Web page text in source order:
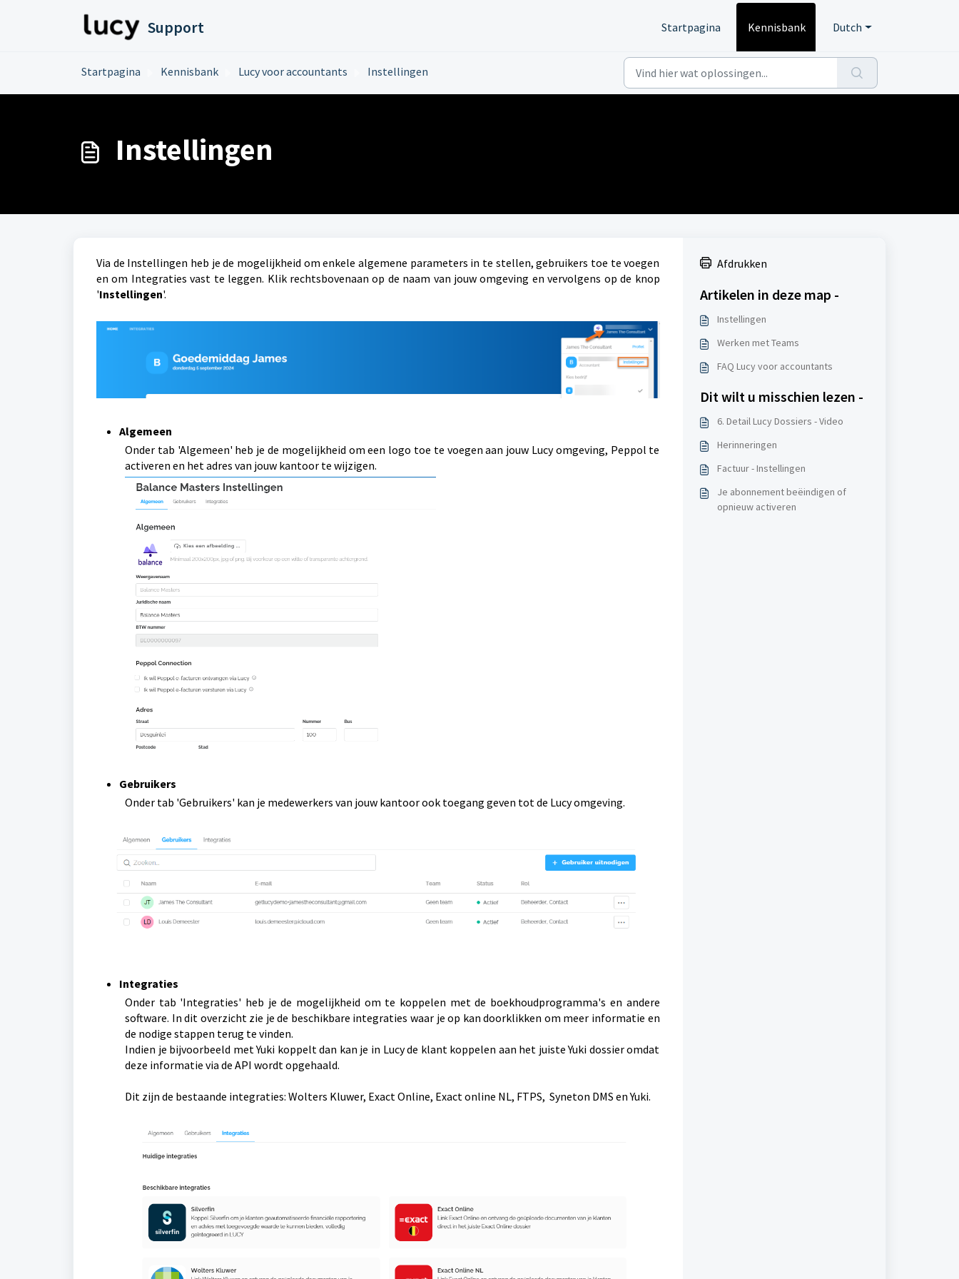
Support Startpagina Kennisbank Dutch
Startpagina Kennisbank Lucy voor accountants Instellingen
Instellingen
Via de Instellingen heb je de mogelijkheid om enkele algemene parameters in te stellen, gebruikers toe te voegen
en om Integraties vast te leggen. Klik rechtsbovenaan op de naam van jouw omgeving en vervolgens op de knop
'Instellingen'.
Algemeen
Onder tab 'Algemeen' heb je de mogelijkheid om een logo toe te voegen aan jouw Lucy omgeving, Peppol te
activeren en het adres van jouw kantoor te wijzigen.
Gebruikers
Onder tab 'Gebruikers' kan je medewerkers van jouw kantoor ook toegang geven tot de Lucy omgeving.
Integraties
Onder tab 'Integraties' heb je de mogelijkheid om te koppelen met de boekhoudprogramma's en andere
software. In dit overzicht zie je de beschikbare integraties waar je op kan doorklikken om meer informatie en
de nodige stappen terug te vinden.
Indien je bijvoorbeeld met Yuki koppelt dan kan je in Lucy de klant koppelen aan het juiste Yuki dossier omdat
deze informatie via de API wordt opgehaald.
Dit zijn de bestaande integraties: Wolters Kluwer, Exact Online, Exact online NL, FTPS, Syneton DMS en Yuki.
Afdrukken
Artikelen in deze map -
Instellingen
Werken met Teams
FAQ Lucy voor accountants
Dit wilt u misschien lezen -
6. Detail Lucy Dossiers - Video
Herinneringen
Factuur - Instellingen
Je abonnement beëindigen of
opnieuw activeren